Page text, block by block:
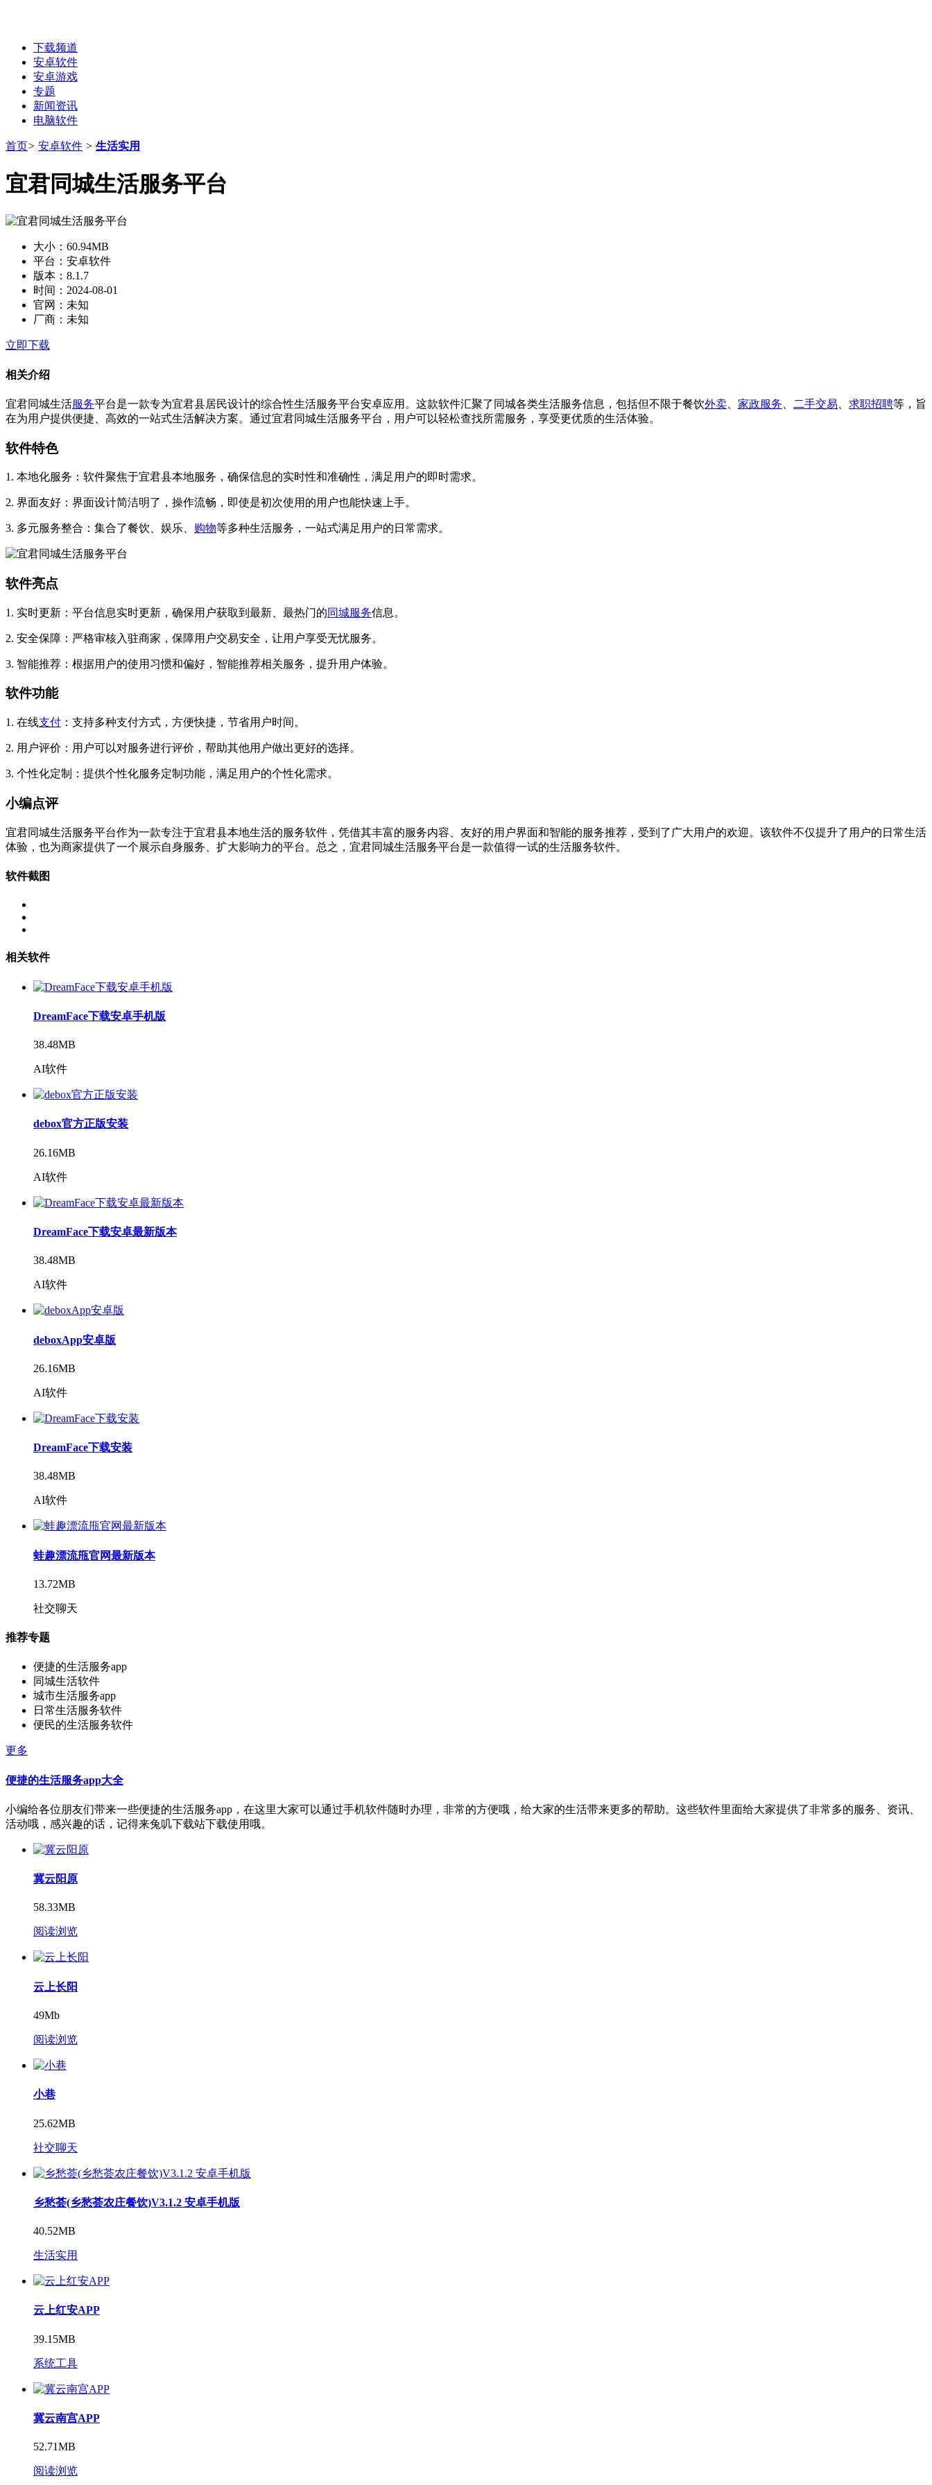
下载频道
安卓软件
安卓游戏
专题
新闻资讯
电脑软件
首页> 安卓软件 > 生活实用
宜君同城生活服务平台
大小： 60.94MB
平台： 安卓软件
版本： 8.1.7
时间： 2024-08-01
官网： 未知
厂商： 未知
立即下载
相关介绍
宜君同城生活服务平台是一款专为宜君县居民设计的综合性生活服务平台安卓应用。这款软件汇聚了同城各类生活服务信息，包括但不限于餐饮外卖 家政服务 二手交易 求职招聘等，旨
在为用户提供便捷、高效的一站式生活解决方案。通过宜君同城生活服务平台，用户可以轻松查找所需服务，享受更优质的生活体验。
软件特色
1. 本地化服务：软件聚焦于宜君县本地服务，确保信息的实时性和准确性，满足用户的即时需求。
2. 界面友好：界面设计简洁明了，操作流畅，即使是初次使用的用户也能快速上手。
3. 多元服务整合：集合了餐饮、娱乐、 购物等多种生活服务，一站式满足用户的日常需求。
软件亮点
1. 实时更新：平台信息实时更新，确保用户获取到最新、最热门的同城服务信息。
2. 安全保障：严格审核入驻商家，保障用户交易安全，让用户享受无忧服务。
3. 智能推荐：根据用户的使用习惯和偏好，智能推荐相关服务，提升用户体验。
软件功能
1. 在线支付 ：支持多种支付方式，方便快捷，节省用户时间。
2. 用户评价：用户可以对服务进行评价，帮助其他用户做出更好的选择。
3. 个性化定制：提供个性化服务定制功能，满足用户的个性化需求。
小编点评
宜君同城生活服务平台作为一款专注于宜君县本地生活的服务软件，凭借其丰富的服务内容、友好的用户界面和智能的服务推荐，受到了广大用户的欢迎。该软件不仅提升了用户的日常生活
体验，也为商家提供了一个展示自身服务、扩大影响力的平台。总之，宜君同城生活服务平台是一款值得一试的生活服务软件。
软件截图
相关软件
DreamFace下载安卓手机版
38.48MB
AI软件
debox官方正版安装
26.16MB
AI软件
DreamFace下载安卓最新版本
38.48MB
AI软件
deboxApp安卓版
26.16MB
AI软件
DreamFace下载安装
38.48MB
AI软件
蛙趣漂流甁官网最新版本
13.72MB
社交聊天
推荐专题
便捷的生活服务app
同城生活软件
城市生活服务app
日常生活服务软件
便民的生活服务软件
更多
便捷的生活服务app大全
小编给各位朋友们带来一些便捷的生活服务app，在这里大家可以通过手机软件随时办理，非常的方便哦，给大家的生活带来更多的帮助。这些软件里面给大家提供了非常多的服务、资讯、
活动哦，感兴趣的话，记得来兔叽下载站下载使用哦。
冀云阳原
58.33MB
阅读浏览
云上长阳
49Mb
阅读浏览
小巷
25.62MB
社交聊天
乡愁荟(乡愁荟农庄餐饮)V3.1.2 安卓手机版
40.52MB
生活实用
云上红安APP
39.15MB
系统工具
冀云南宫APP
52.71MB
阅读浏览